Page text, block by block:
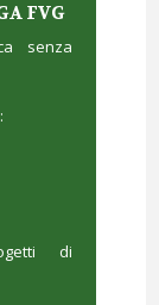
FVG
senza
di